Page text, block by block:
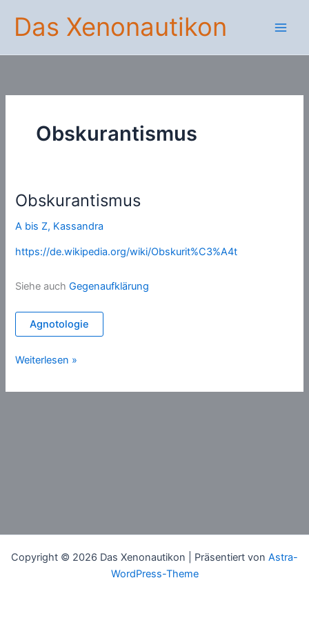
Inhalt
springen
Das Xenonautikon
Obskurantismus
Obskurantismus
A bis Z, Kassandra
https://de.wikipedia.org/wiki/Obskurit%C3%A4t
Siehe auchGegenaufklärung
Agnotologie
Obskurantismus
Weiterlesen »
Copyright © 2026 Das Xenonautikon | Präsentiert von Astra-
WordPress-Theme